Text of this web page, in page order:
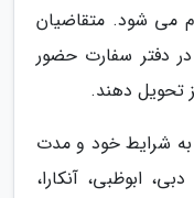
می شود. متقاضیان
دفتر سفارت حضور
تحویل دهند.
به شرایط خود و مدت
ابوظبی، آنکارا،